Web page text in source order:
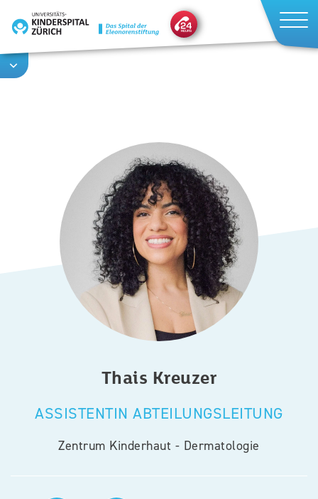
zum
Inhalt
Thais Kreuzer
ASSISTENTIN ABTEILUNGSLEITUNG
Zentrum Kinderhaut - Dermatologie